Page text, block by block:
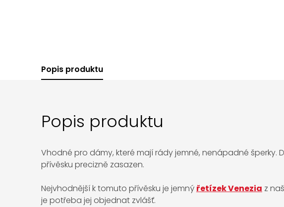
Popis produktu
Popis produktu
Vhodné pro dámy, které mají rády jemné, nenápadné šperky.
přívěsku precizně zasazen.
Nejvhodnější k tomuto přívěsku je jemný řetízek Venezia z
je potřeba jej objednat zvlášť.